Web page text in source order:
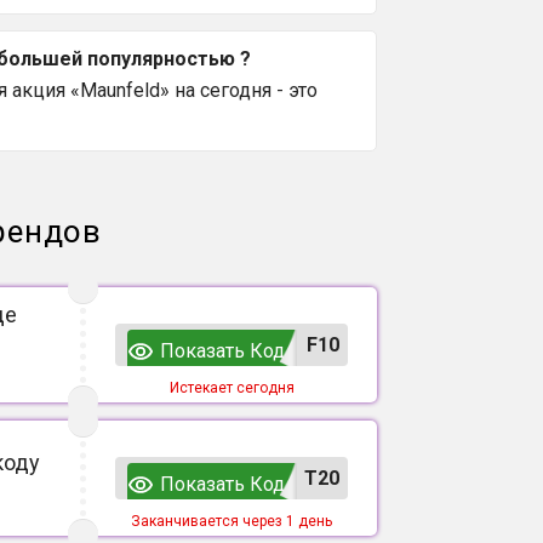
популярностью ?
«Maunfeld» на сегодня - это
F10
Показать Код
Истекает сегодня
T20
Показать Код
Заканчивается через 1 день